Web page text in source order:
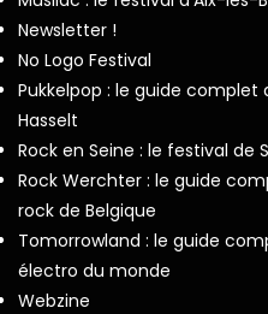
Newsletter !
No Logo Festival
Pukkelpop : le guide
Hasselt
Rock en Seine : le festival de
Rock Werchter : le guide
rock de Belgique
Tomorrowland : le guide
électro du monde
Webzine